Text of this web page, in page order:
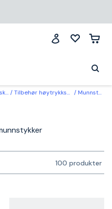
Tilbehør høytrykkspylere Munnstykker
100 produkter